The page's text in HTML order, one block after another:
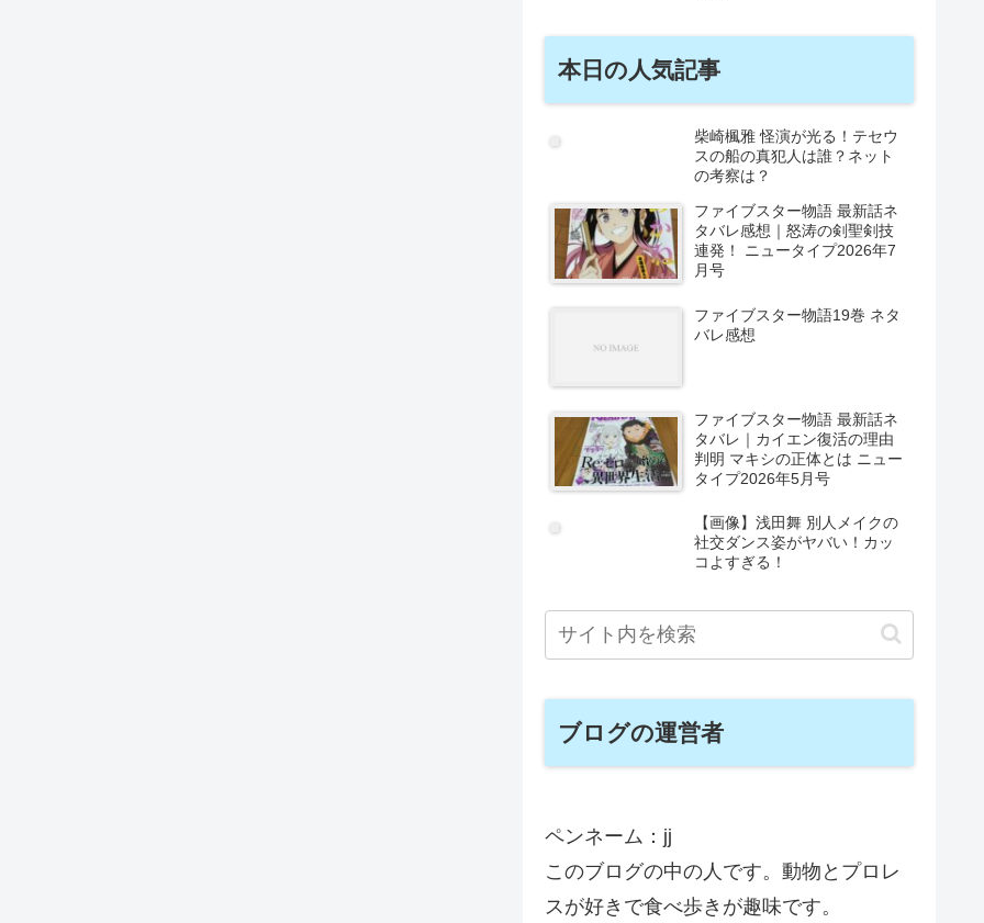
本日の人気記事
柴崎楓雅 怪演が光る！テセウ
スの船の真犯人は誰？ネット
の考察は？
ファイブスター物語 最新話ネ
タバレ感想｜怒涛の剣聖剣技
連発！ ニュータイプ2026年7
月号
ファイブスター物語19巻 ネタ
バレ感想
ファイブスター物語 最新話ネ
タバレ｜カイエン復活の理由
判明 マキシの正体とは ニュー
タイプ2026年5月号
【画像】浅田舞 別人メイクの
社交ダンス姿がヤバい！カッ
コよすぎる！
ブログの運営者
ペンネーム：jj
このブログの中の人です。動物とプロレ
スが好きで食べ歩きが趣味です。